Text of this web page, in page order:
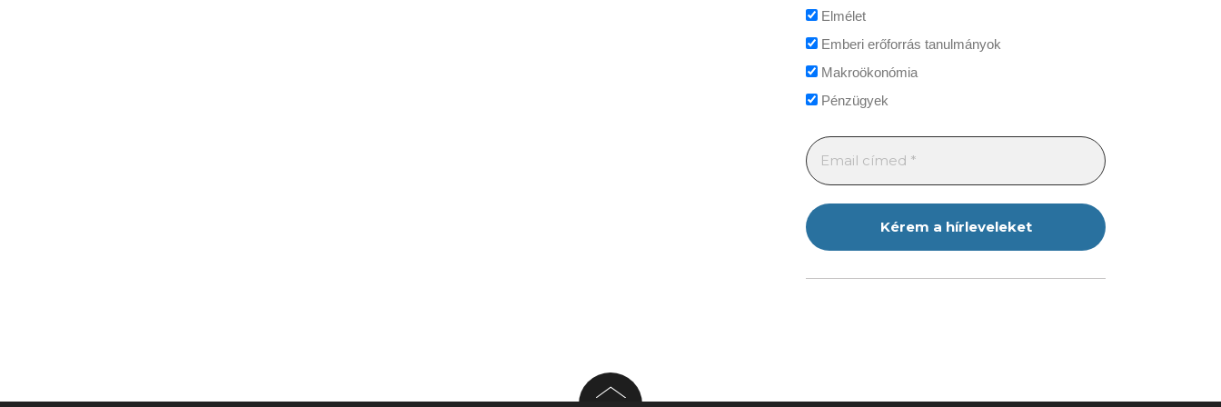
Elmélet
Emberi erőforrás tanulmányok
Makroökonómia
Pénzügyek